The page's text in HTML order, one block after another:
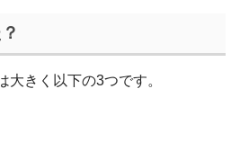
大きく以下の3つです。